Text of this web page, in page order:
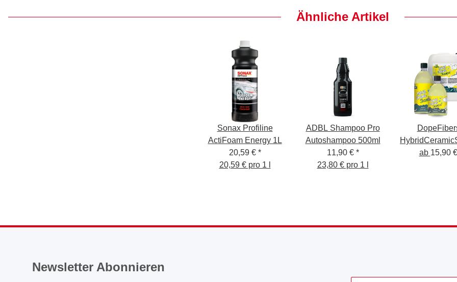
Ähnliche Artikel
Sonax Profiline
ActiFoam Energy 1L
20,59 € *
20,59 € pro 1 l
ADBL Shampoo Pro
Autoshampoo 500ml
11,90 € *
23,80 € pro 1 l
ab 15,90 €
Newsletter Abonnieren